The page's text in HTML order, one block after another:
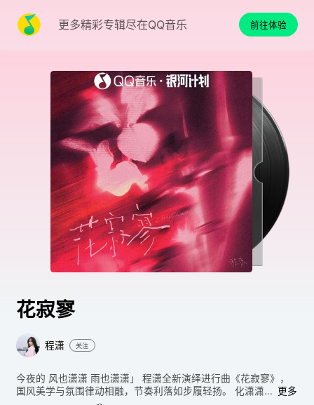
更多精彩专辑尽在QQ音乐 前往体验
花寂寥
程潇 关注
今夜的 风也潇潇 雨也潇潇」 程潇全新演绎进行曲《花寂寥》，
国风美学与氛围律动相融，节奏利落如步履轻扬。 化潇潇... 更多